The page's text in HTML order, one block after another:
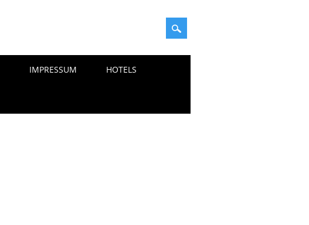
IMPRESSUM HOTELS